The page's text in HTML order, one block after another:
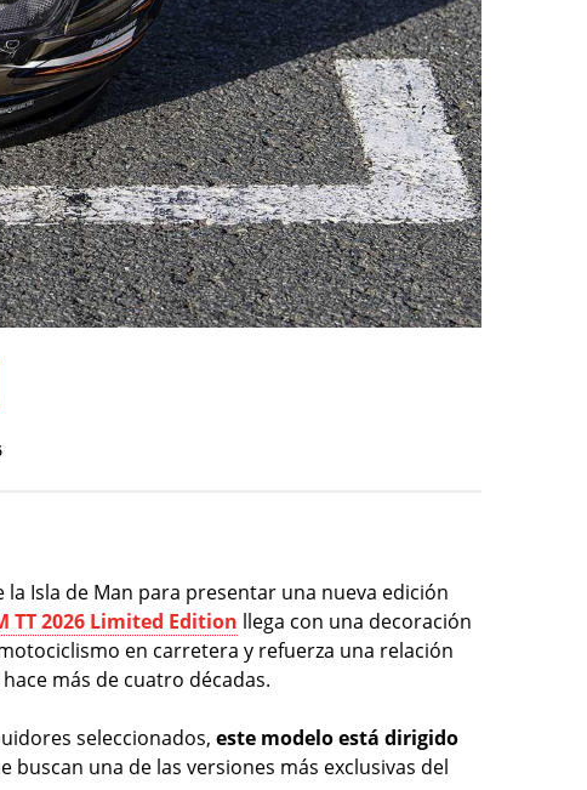
Isla de Man para presentar una nueva edición
TT 2026 Limited Edition llega con una decoración
en carretera y refuerza una relación
más de cuatro décadas.
seleccionados, este modelo está dirigido
buscan una de las versiones más exclusivas del